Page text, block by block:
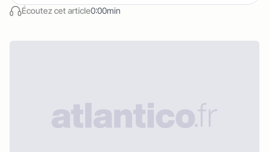
Écoutez cet article0:00min